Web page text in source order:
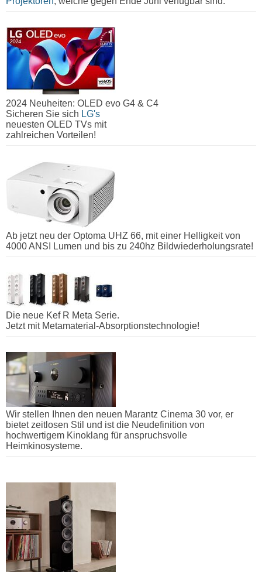
2024 Neuheiten: OLED evo G4 & C4
Sicheren Sie sich LG's
neuesten OLED TVs mit
zahlreichen Vorteilen!
Ab jetzt neu der Optoma UHZ 66, mit einer Helligkeit von
4000 ANSI Lumen und bis zu 240hz Bildwiederholungsrate!
Die neue Kef R Meta Serie.
Jetzt mit Metamaterial-Absorptionstechnologie!
Wir stellen Ihnen den neuen Marantz Cinema 30 vor, er
bietet zeitlosen Stil und ist die Neudefinition von
hochwertigem Kinoklang für anspruchsvolle
Heimkinosysteme.